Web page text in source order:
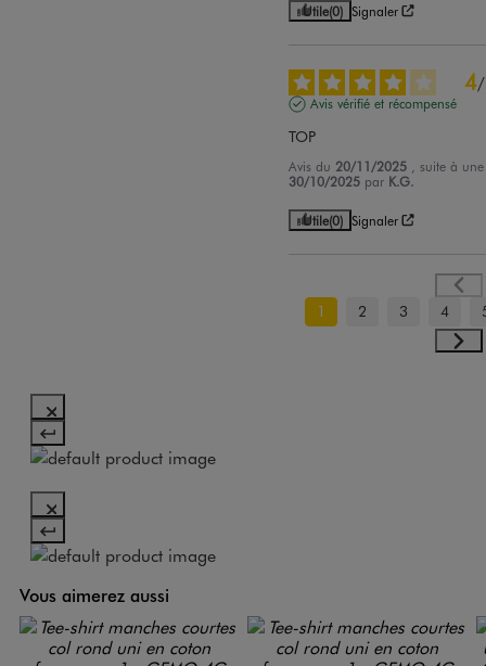
Utile(0) Signaler
4/
Avis vérifié et récompensé
TOP
Avis du 20/11/2025
, suite à
30/10/2025 par K.G.
Utile(0) Signaler
1 2 3 4
Vous aimerez aussi